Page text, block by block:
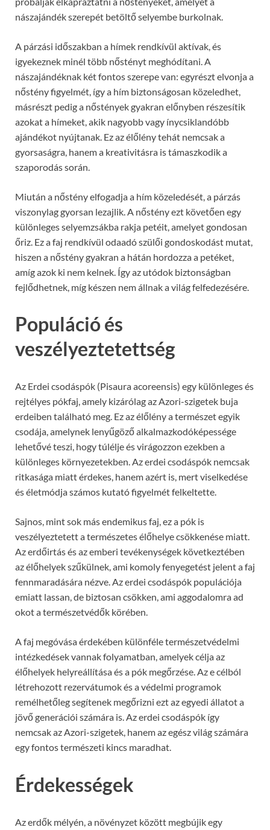
nászajándék szerepét betöltő selyembe burkolnak.
A párzási időszakban a hímek rendkívül aktívak, és
igyekeznek minél több nőstényt meghódítani. A
nászajándéknak két fontos szerepe van: egyrészt elvonja a
nőstény figyelmét, így a hím biztonságosan közeledhet,
másrészt pedig a nőstények gyakran előnyben részesítik
azokat a hímeket, akik nagyobb vagy ínycsiklandóbb
ajándékot nyújtanak. Ez az élőlény tehát nemcsak a
gyorsaságra, hanem a kreativitásra is támaszkodik a
szaporodás során.
Miután a nőstény elfogadja a hím közeledését, a párzás
viszonylag gyorsan lezajlik. A nőstény ezt követően egy
különleges selyemzsákba rakja petéit, amelyet gondosan
őriz. Ez a faj rendkívül odaadó szülői gondoskodást mutat,
hiszen a nőstény gyakran a hátán hordozza a petéket,
amíg azok ki nem kelnek. Így az utódok biztonságban
fejlődhetnek, míg készen nem állnak a világ felfedezésére.
Populáció és
veszélyeztetettség
Az Erdei csodáspók (Pisaura acoreensis) egy különleges és
rejtélyes pókfaj, amely kizárólag az Azori-szigetek buja
erdeiben található meg. Ez az élőlény a természet egyik
csodája, amelynek lenyűgöző alkalmazkodóképessége
lehetővé teszi, hogy túlélje és virágozzon ezekben a
különleges környezetekben. Az erdei csodáspók nemcsak
ritkasága miatt érdekes, hanem azért is, mert viselkedése
és életmódja számos kutató figyelmét felkeltette.
Sajnos, mint sok más endemikus faj, ez a pók is
veszélyeztetett a természetes élőhelye csökkenése miatt.
Az erdőirtás és az emberi tevékenységek következtében
az élőhelyek szűkülnek, ami komoly fenyegetést jelent a faj
fennmaradására nézve. Az erdei csodáspók populációja
emiatt lassan, de biztosan csökken, ami aggodalomra ad
okot a természetvédők körében.
A faj megóvása érdekében különféle természetvédelmi
intézkedések vannak folyamatban, amelyek célja az
élőhelyek helyreállítása és a pók megőrzése. Az e célból
létrehozott rezervátumok és a védelmi programok
remélhetőleg segítenek megőrizni ezt az egyedi állatot a
jövő generációi számára is. Az erdei csodáspók így
nemcsak az Azori-szigetek, hanem az egész világ számára
egy fontos természeti kincs maradhat.
Érdekességek
Az erdők mélyén, a növényzet között megbújik egy